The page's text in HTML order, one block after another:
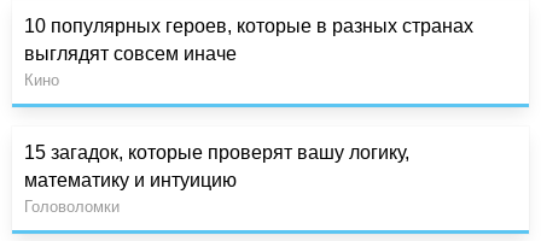
10 популярных героев, которые в разных странах
выглядят совсем иначе
Кино
15 загадок, которые проверят вашу логику,
математику и интуицию
Головоломки